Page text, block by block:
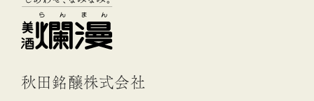
秋田銘醸株式会社